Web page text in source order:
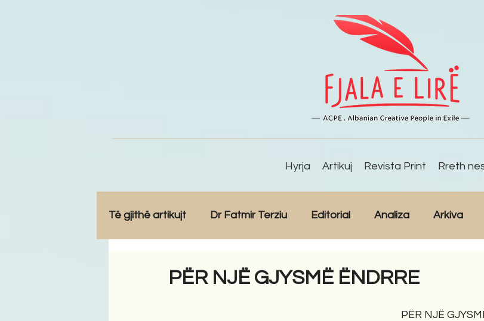
Hyrja Artikuj Revista Print Rreth
Të gjithë artikujt Dr Fatmir Terziu Editorial Analiza Arkiva
Romane English
PËR NJË GJYSMË ËNDRRE
PËR NJË